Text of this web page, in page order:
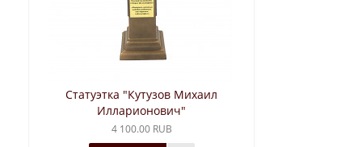
Статуэтка "Кутузов Михаил
Илларионович"
4 100.00 RUB